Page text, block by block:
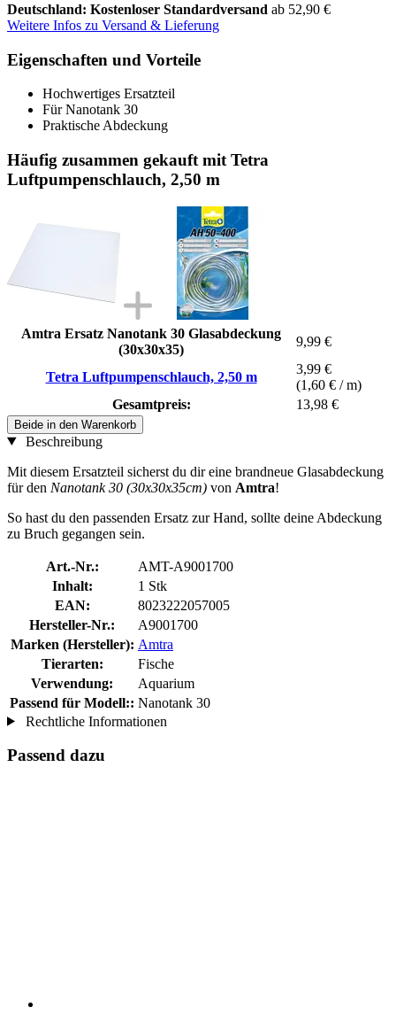
Deutschland: Kostenloser Standardversand ab 52,90 €
Weitere Infos zu Versand & Lieferung
Eigenschaften und Vorteile
Hochwertiges Ersatzteil
Für Nanotank 30
Praktische Abdeckung
Häufig zusammen gekauft mit Tetra
Luftpumpenschlauch, 2,50 m
Amtra Ersatz Nanotank 30 Glasabdeckung
(30x30x35)
9,99 €
Tetra Luftpumpenschlauch, 2,50 m
3,99 €
(1,60 € / m)
Gesamtpreis:
13,98 €
Beide in den Warenkorb
Beschreibung
Mit diesem Ersatzteil sicherst du dir eine brandneue Glasabdeckung
für den Nanotank 30 (30x30x35cm) von Amtra!
So hast du den passenden Ersatz zur Hand, sollte deine Abdeckung
zu Bruch gegangen sein.
Art.-Nr.:
AMT-A9001700
Inhalt:
1 Stk
EAN:
8023222057005
Hersteller-Nr.:
A9001700
Marken (Hersteller): Amtra
Tierarten:
Fische
Verwendung:
Aquarium
Passend für Modell:: Nanotank 30
Rechtliche Informationen
Passend dazu